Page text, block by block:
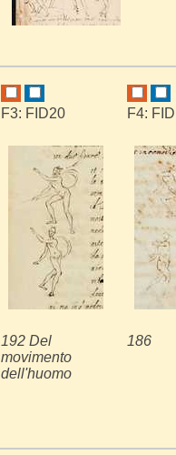
F3: FID20
192 Del
movimento
dell'huomo
F4:
186